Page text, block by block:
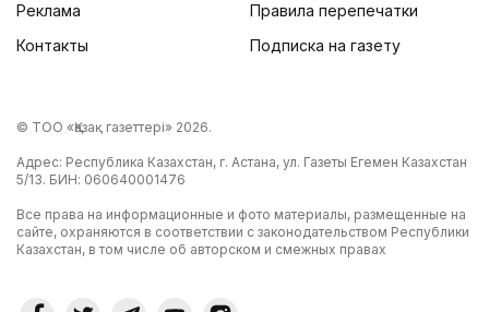
Реклама
Контакты
Правила перепечатки
Подписка на газету
© ТОО «Қазақ газеттері» 2026.
Адрес: Республика Казахстан, г. Астана, ул. Газеты Егемен Казахстан
5/13. БИН: 060640001476
Все права на информационные и фото материалы, размещенные на
сайте, охраняются в соответствии с законодательством Республики
Казахстан, в том числе об авторском и смежных правах